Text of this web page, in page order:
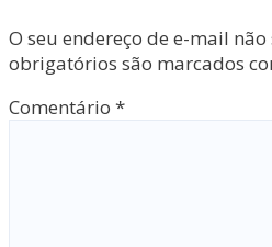
O seu endereço de e-mail
obrigatórios são marcados
Comentário *